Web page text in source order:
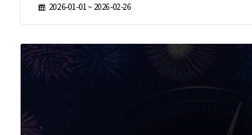
2026-01-01 ~ 2026-02-26